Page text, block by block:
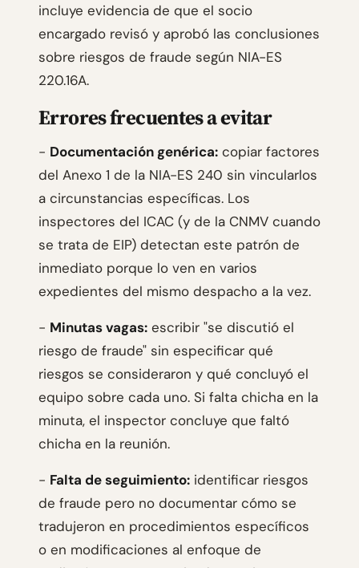
incluye evidencia de que el socio
encargado revisó y aprobó las conclusiones
sobre riesgos de fraude según NIA-ES
220.16A.
Errores frecuentes a evitar
- Documentación genérica: copiar factores
del Anexo 1 de la NIA-ES 240 sin vincularlos
a circunstancias específicas. Los
inspectores del ICAC (y de la CNMV cuando
se trata de EIP) detectan este patrón de
inmediato porque lo ven en varios
expedientes del mismo despacho a la vez.
- Minutas vagas: escribir "se discutió el
riesgo de fraude" sin especificar qué
riesgos se consideraron y qué concluyó el
equipo sobre cada uno. Si falta chicha en la
minuta, el inspector concluye que faltó
chicha en la reunión.
- Falta de seguimiento: identificar riesgos
de fraude pero no documentar cómo se
tradujeron en procedimientos específicos
o en modificaciones al enfoque de